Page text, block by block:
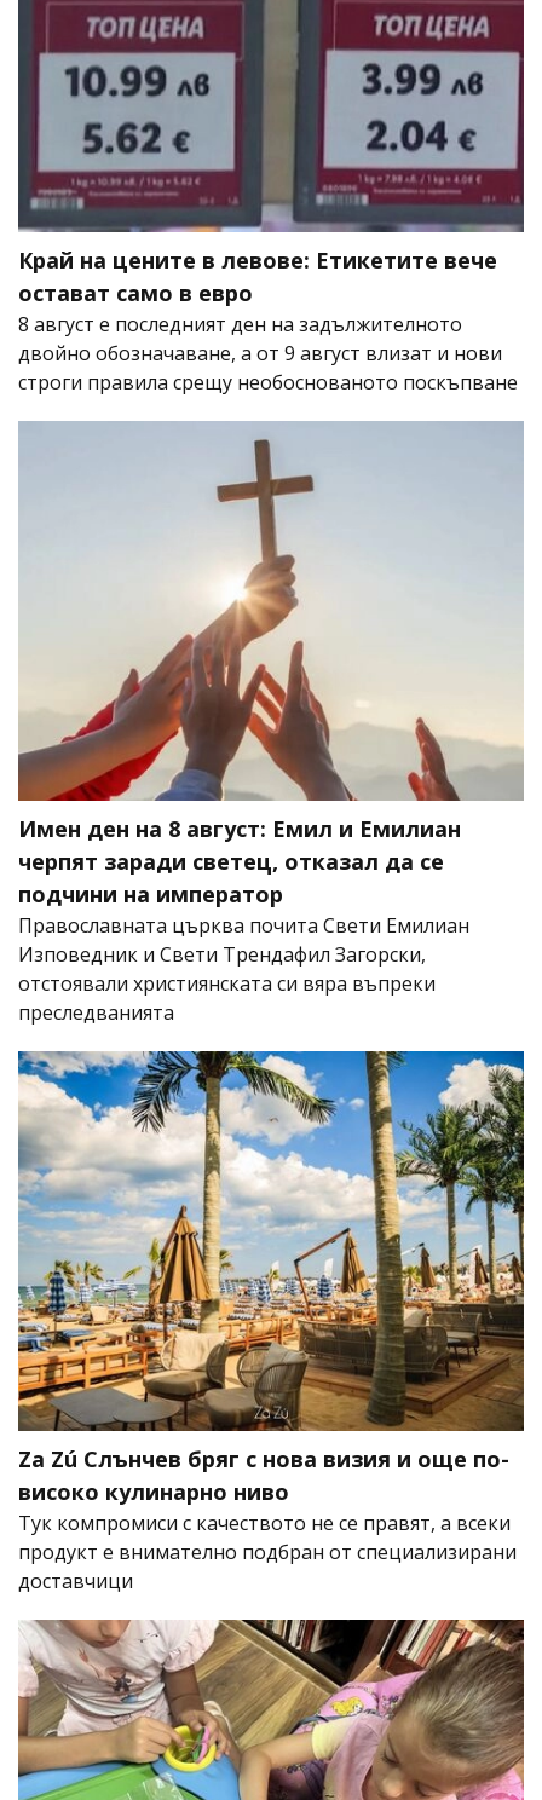
Край на цените в левове: Етикетите вече
остават само в евро
8 август е последният ден на задължителното
двойно обозначаване, а от 9 август влизат и нови
строги правила срещу необоснованото поскъпване
Имен ден на 8 август: Емил и Емилиан
черпят заради светец, отказал да се
подчини на император
Православната църква почита Свети Емилиан
Изповедник и Свети Трендафил Загорски,
отстоявали християнската си вяра въпреки
преследванията
Za Zú Слънчев бряг с нова визия и още по-
високо кулинарно ниво
Тук компромиси с качеството не се правят, а всеки
продукт е внимателно подбран от специализирани
доставчици